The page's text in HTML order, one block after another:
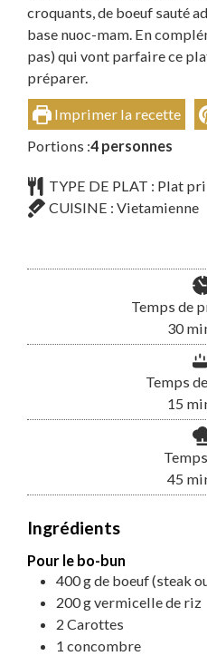
croquants, de boeuf sauté
base nuoc-mam. En
pas) qui vont parfaire ce
préparer.
Imprimer la recette
Portions :4 personnes
TYPE DE PLAT : Plat
CUISINE :Vietamienne
Temps de
30
Temps
15
45
Ingrédients
Pour le bo-bun
400gde boeuf (steak
200gvermicelle de riz
2 Carottes
1 concombre